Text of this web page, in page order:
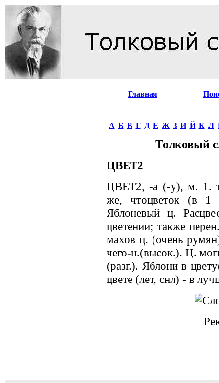
Главная
А Б В Г Д Е Ж З И Й К Л
Толковый
ЦВЕТ2
ЦВЕТ2, -а (-у), м. 1.
же, чтоцветок (в
Яблоневый ц.
цветении; также
махов ц. (очень
чего-н.(высок.). Ц.
(разг.). Яблони в
цвете (лет, снл) - в